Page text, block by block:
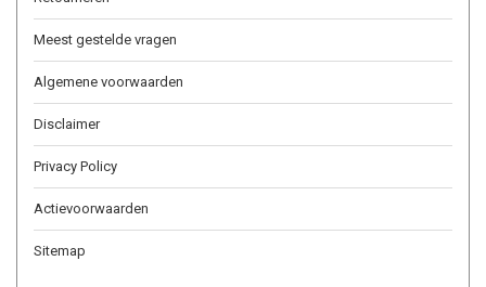
Meest gestelde vragen
Algemene voorwaarden
Disclaimer
Privacy Policy
Actievoorwaarden
Sitemap